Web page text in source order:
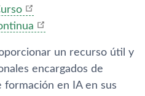
un recurso útil y
encargados de
formación en IA en sus